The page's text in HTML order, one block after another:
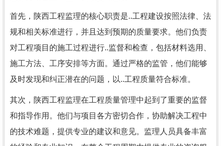
首先，陕西工程监理的核心职责是..工程建设按照法律、法
规和相关标准进行，并且达到预期的质量要求。他们负责
对工程项目的施工过程进行..监督和检查，包括材料选用、
施工方法、工序安排等方面。通过严格的监管，他们能够
及时发现和纠正潜在的问题，以..工程质量符合标准。
其次，陕西工程监理在工程质量管理中起到了重要的监督
和指导作用。他们与项目各方密切合作，协助解决工程中
的技术难题，提供专业的建议和意见。监理人员具备丰富